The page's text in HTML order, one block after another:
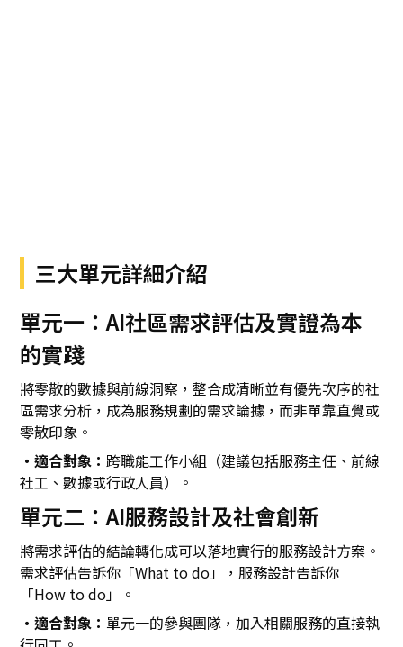
三大單元詳細介紹
單元一：AI社區需求評估及實證為本
的實踐
將零散的數據與前線洞察，整合成清晰並有優先次序的社
區需求分析，成為服務規劃的需求論據，而非單靠直覺或
零散印象。
・適合對象： 跨職能工作小組（建議包括服務主任、前線
社工、數據或行政人員）。
單元二：AI服務設計及社會創新
將需求評估的結論轉化成可以落地實行的服務設計方案。
需求評估告訴你「What to do」，服務設計告訴你
「How to do」。
・適合對象： 單元一的參與團隊，加入相關服務的直接執